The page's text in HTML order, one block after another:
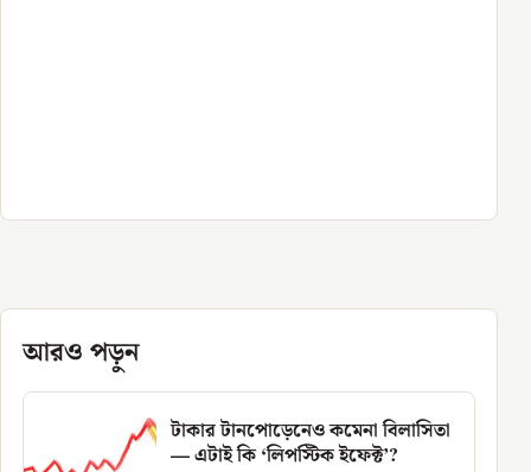
আরও পড়ুন
টাকার টানপোড়েনেও কমেনা বিলাসিতা
— এটাই কি ‘লিপস্টিক ইফেক্ট’?